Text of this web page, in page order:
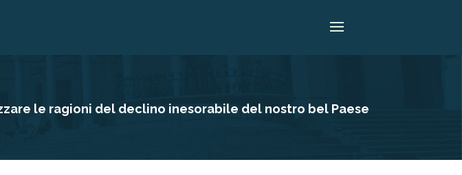
le ragioni del declino inesorabile del nostro bel Paese